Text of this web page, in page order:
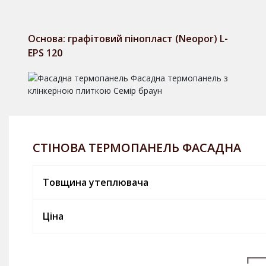
Основа: графітовий пінопласт (Neopor) L-
EPS 120
СТІНОВА ТЕРМОПАНЕЛЬ ФАСАДНА
Товщина утеплювача
Ціна